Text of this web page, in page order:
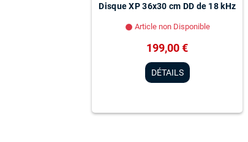
Disque XP 36x30 cm DD de 18 kHz
lens Article non Disponible
199,00 €
DÉTAILS